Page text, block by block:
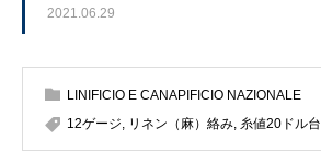
2021.06.29
LINIFICIO E CANAPIFICIO NAZIONALE
12ゲージ, リネン（麻）絡み, 糸値20ドル台